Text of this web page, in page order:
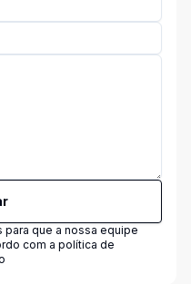
que a nossa equipe
com a política de